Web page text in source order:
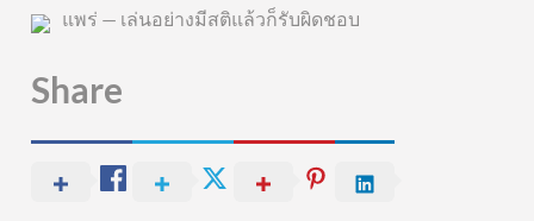
แพร่ — เล่นอย่างมีสติแล้วก็รับผิดชอบ
Share